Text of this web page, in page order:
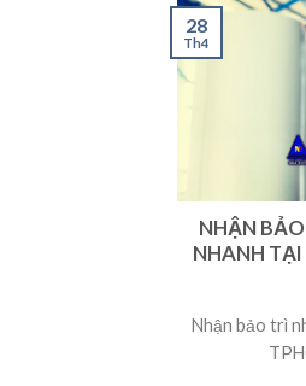
NHẬN
NHANH TẠI
Nhận bảo trì
28
Th4